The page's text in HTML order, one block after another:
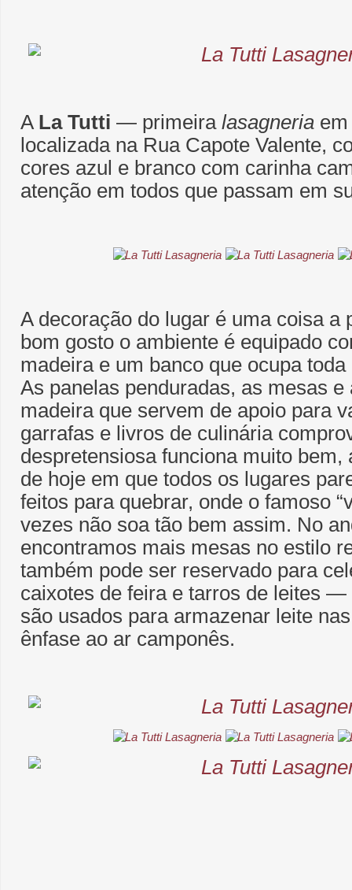
A La Tutti ― primeira lasagneria
localizada na Rua Capote Valente,
cores azul e branco com carinha
atenção em todos que passam em
A decoração do lugar é uma coisa a
bom gosto o ambiente é equipado
madeira e um banco que ocupa
As panelas penduradas, as mesas
madeira que servem de apoio para
garrafas e livros de culinária
despretensiosa funciona muito bem,
de hoje em que todos os lugares
feitos para quebrar, onde o famoso
vezes não soa tão bem assim. No
encontramos mais mesas no estilo
também pode ser reservado para
caixotes de feira e tarros de leites ―
são usados para armazenar leite
ênfase ao ar camponês.